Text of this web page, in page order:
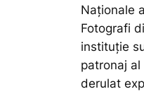
Naționale
Fotografi
instituție
patronaj
derulat